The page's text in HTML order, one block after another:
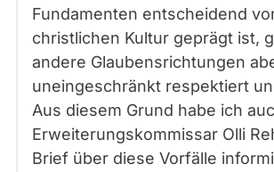
Fundamenten entscheidend
christlichen Kultur geprägt ist,
andere Glaubensrichtungen
uneingeschränkt respektiert
Aus diesem Grund habe ich
Erweiterungskommissar Olli
Brief über diese Vorfälle